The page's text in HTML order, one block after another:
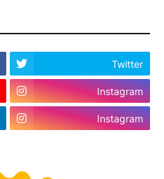
Twitter
Instagram
Instagram